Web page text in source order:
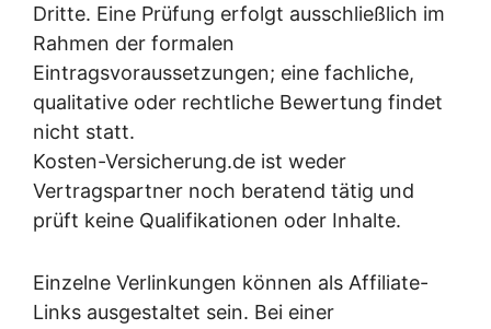
Dritte. Eine Prüfung erfolgt ausschließlich im
Rahmen der formalen
Eintragsvoraussetzungen; eine fachliche,
qualitative oder rechtliche Bewertung findet
nicht statt.
Kosten-Versicherung.de ist weder
Vertragspartner noch beratend tätig und
prüft keine Qualifikationen oder Inhalte.
Einzelne Verlinkungen können als Affiliate-
Links ausgestaltet sein. Bei einer